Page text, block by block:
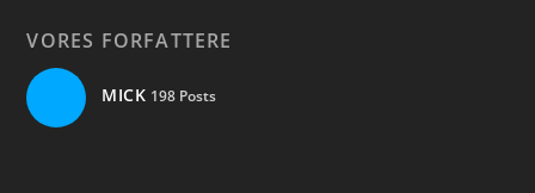
VORES FORFATTERE
MICK 198 Posts